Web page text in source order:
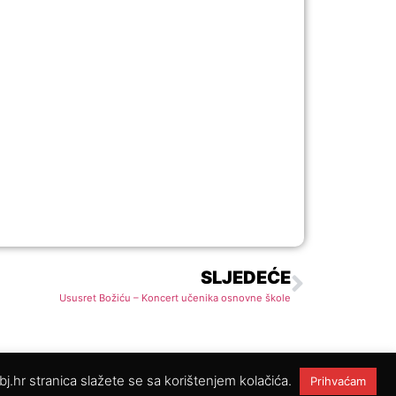
SLJEDEĆE
Ususret Božiću – Koncert učenika osnovne škole
stranica slažete se sa korištenjem kolačića. Prihvaćam